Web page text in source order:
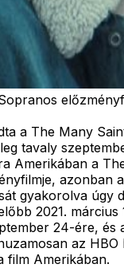
a The Many
tavaly
Amerikában a
azonban
gyakorolva úgy
2021. március
24-ére, és
az HBO
film Amerikában.